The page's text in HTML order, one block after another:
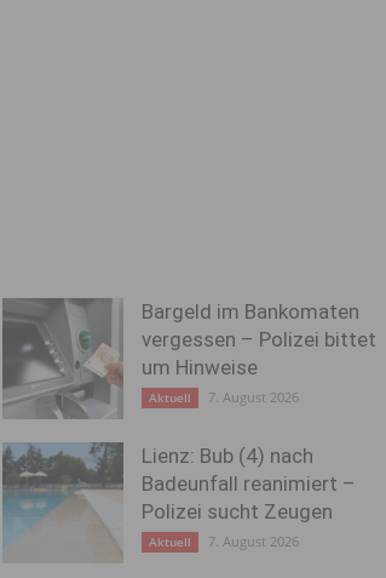
Bargeld im Bankomaten
vergessen – Polizei bittet
um Hinweise
Aktuell 7. August 2026
Lienz: Bub (4) nach
Badeunfall reanimiert –
Polizei sucht Zeugen
Aktuell 7. August 2026